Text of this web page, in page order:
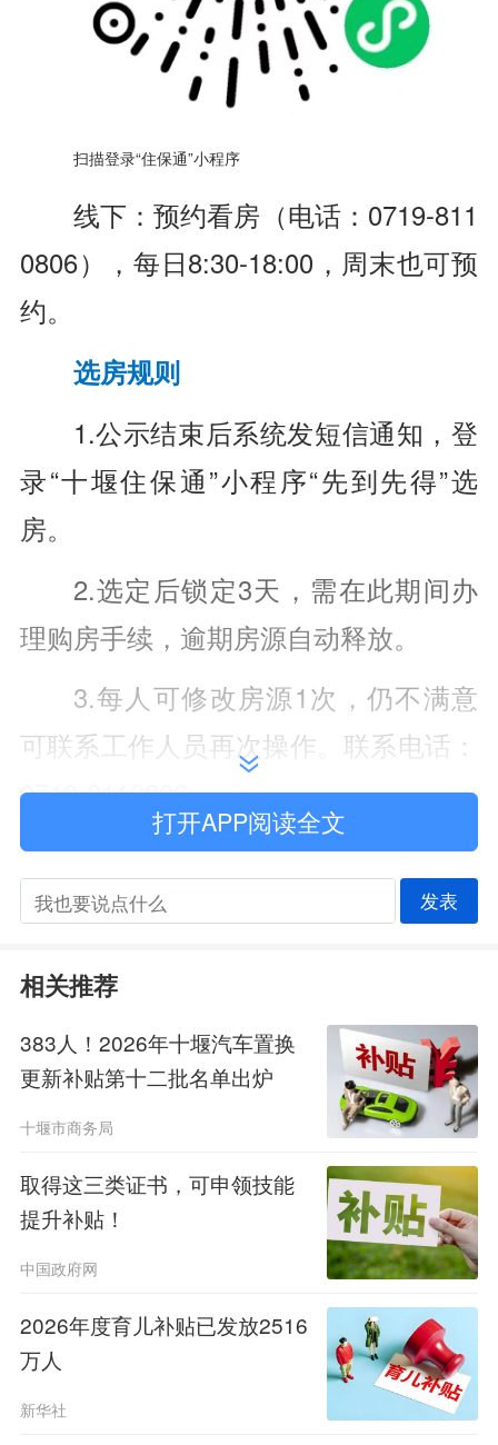
扫描登录“住保通”小程序
线下：预约看房（电话：0719-811
0806），每日8:30-18:00，周末也可预
约。
选房规则
1.公示结束后系统发短信通知，登
录“十堰住保通”小程序“先到先得”选
房。
2.选定后锁定3天，需在此期间办
理购房手续，逾期房源自动释放。
3.每人可修改房源1次，仍不满意
可联系工作人员再次操作。联系电话：
0719-8110806。
常见问题速答
问：租着人才房/公租房/保障性租
赁住房能买吗？
答：可以，但需承诺购房后退出。
2025年以前入住配租型人才住房的，承
诺中需注明：自愿放弃已承租人才住房
的购买权。
问：必须全款吗？
答：全款、贷款均可。公积金首付
最低20%，商业贷款按银行政策执行。
打开APP阅读全文
发表
相关推荐
383人！2026年十堰汽车置换
更新补贴第十二批名单出炉
十堰市商务局
取得这三类证书，可申领技能
提升补贴！
中国政府网
2026年度育儿补贴已发放2516
万人
新华社